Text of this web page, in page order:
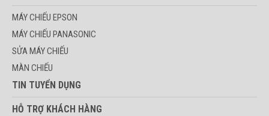
MÁY CHIẾU EPSON
MÁY CHIẾU PANASONIC
SỬA MÁY CHIẾU
MÀN CHIẾU
TIN TUYỂN DỤNG
HỖ TRỢ KHÁCH HÀNG